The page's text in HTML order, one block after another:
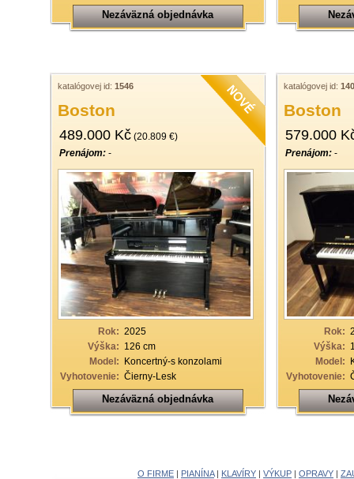
Nezáväzná objednávka
katalógovej id: 1546
Boston
489.000 Kč (20.809 €)
Prenájom: -
Rok: 2025
Výška: 126 cm
Model: Koncertný-s konzolami
Vyhotovenie: Čierny-Lesk
Nezáväzná objednávka
katalógovej id:
Boston
579.000
Prenájom: -
Rok:
Výška:
Model:
Vyhotovenie:
O FIRME | PIANÍNA| KLAVÍRY | VÝKUP | OPRAVY |